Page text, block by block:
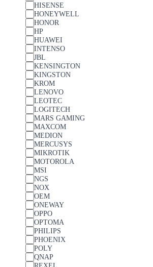
HISENSE
HONEYWELL
HONOR
HP
HUAWEI
INTENSO
JBL
KENSINGTON
KINGSTON
KROM
LENOVO
LEOTEC
LOGITECH
MARS GAMING
MAXCOM
MEDION
MERCUSYS
MIKROTIK
MOTOROLA
MSI
NGS
NOX
OEM
ONEWAY
OPPO
OPTOMA
PHILIPS
PHOENIX
POLY
QNAP